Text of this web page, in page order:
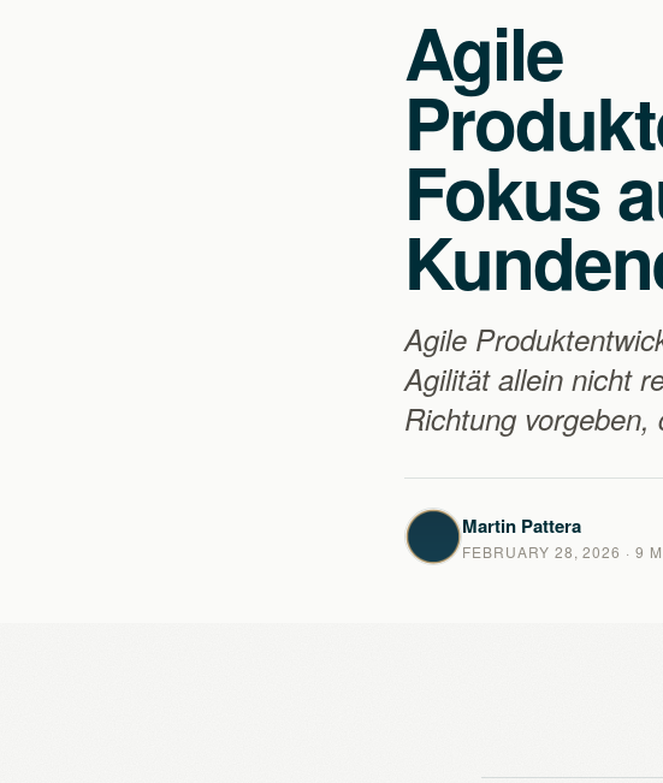
Agile
Fokus
Agile
Agilität allein nicht
Richtung
Martin Pattera
FEBRUARY 28, 2026 · 9